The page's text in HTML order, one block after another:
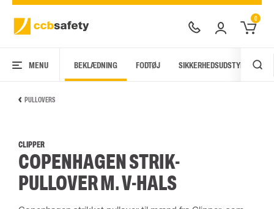
0
MENU BEKLÆDNING FODTØJ SIKKERHEDSUDSTYR
PULLOVERS
CLIPPER
COPENHAGEN STRIK-
PULLOVER M. V-HALS